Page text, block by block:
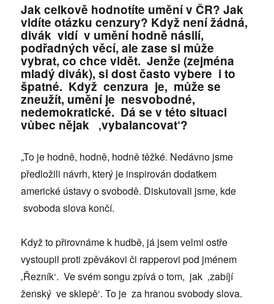
Jak celkově hodnotíte umění v ČR? Jak
vidíte otázku cenzury? Když není žádná,
divák vidí v umění hodně násilí,
podřadných věcí, ale zase si může
vybrat, co chce vidět. Jenže (zejména
mladý divák), si dost často vybere i to
špatné. Když cenzura je, může se
zneužít, umění je nesvobodné,
nedemokratické. Dá se v této situaci
vůbec nějak ‚vybalancovat‘?
„To je hodně, hodně, hodně těžké. Nedávno jsme
předložili návrh, který je inspirován dodatkem
americké ústavy o svobodě. Diskutovali jsme, kde
svoboda slova končí.
Když to přirovnáme k hudbě, já jsem velmi ostře
vystoupil proti zpěvákovi či rapperovi pod jménem
‚Řezník‘. Ve svém songu zpívá o tom, jak ‚zabíjí
ženský ve sklepě‘. To je za hranou svobody slova.